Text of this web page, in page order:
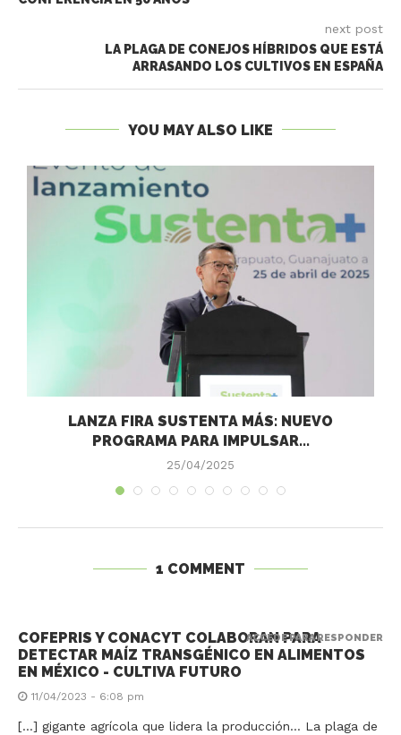
next post
LA PLAGA DE CONEJOS HÍBRIDOS QUE ESTÁ
ARRASANDO LOS CULTIVOS EN ESPAÑA
YOU MAY ALSO LIKE
LANZA FIRA SUSTENTA MÁS: NUEVO
PROGRAMA PARA IMPULSAR...
25/04/2025
1 COMMENT
COFEPRIS Y CONACYT COLABORAN PARA
DETECTAR MAÍZ TRANSGÉNICO EN ALIMENTOS
EN MÉXICO - CULTIVA FUTURO
11/04/2023 - 6:08 pm
[…] gigante agrícola que lidera la producción… La plaga de
ACCEDE PARA RESPONDER